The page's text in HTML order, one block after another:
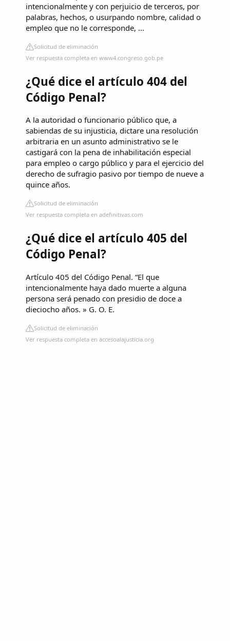
intencionalmente y con perjuicio de terceros, por
palabras, hechos, o usurpando nombre, calidad o
empleo que no le corresponde, ...
Solicitud de eliminación
Ver respuesta completa en www4.congreso.gob.pe
¿Qué dice el artículo 404 del
Código Penal?
A la autoridad o funcionario público que, a
sabiendas de su injusticia, dictare una resolución
arbitraria en un asunto administrativo se le
castigará con la pena de inhabilitación especial
para empleo o cargo público y para el ejercicio del
derecho de sufragio pasivo por tiempo de nueve a
quince años.
Solicitud de eliminación
Ver respuesta completa en adefinitivas.com
¿Qué dice el artículo 405 del
Código Penal?
Artículo 405 del Código Penal. “El que
intencionalmente haya dado muerte a alguna
persona será penado con presidio de doce a
dieciocho años. » G. O. E.
Solicitud de eliminación
Ver respuesta completa en accesoalajusticia.org